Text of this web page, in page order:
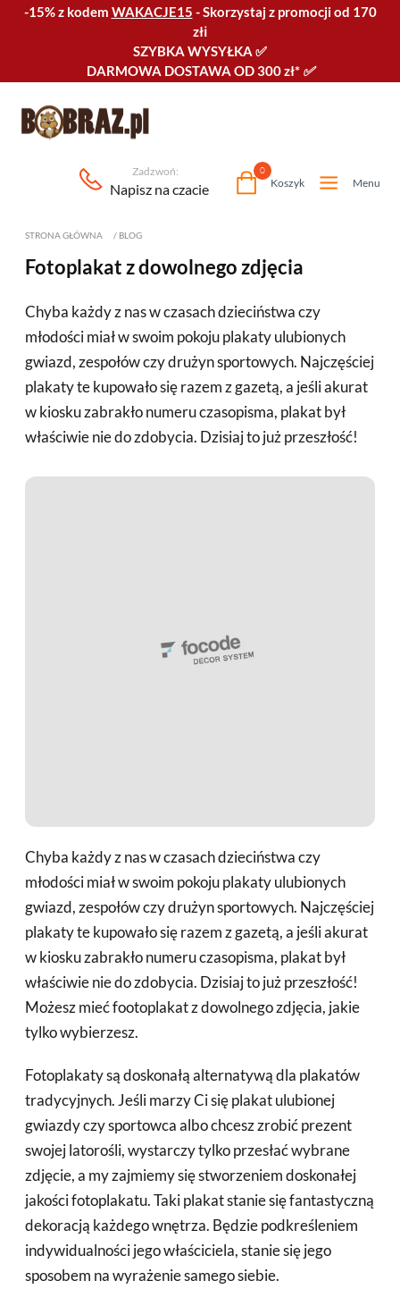
-15% z kodem WAKACJE15 -Skorzystaj z promocji od 170
złℹ️
SZYBKA WYSYŁKA ✅
DARMOWA DOSTAWA OD 300 zł* ✅
Zadzwoń:
Napisz na czacie Koszyk
0
Menu
STRONA GŁÓWNA / BLOG
Fotoplakat z dowolnego zdjęcia
Chyba każdy z nas w czasach dzieciństwa czy
młodości miał w swoim pokoju plakaty ulubionych
gwiazd, zespołów czy drużyn sportowych. Najczęściej
plakaty te kupowało się razem z gazetą, a jeśli akurat
w kiosku zabrakło numeru czasopisma, plakat był
właściwie nie do zdobycia. Dzisiaj to już przeszłość!
Chyba każdy z nas w czasach dzieciństwa czy
młodości miał w swoim pokoju plakaty ulubionych
gwiazd, zespołów czy drużyn sportowych. Najczęściej
plakaty te kupowało się razem z gazetą, a jeśli akurat
w kiosku zabrakło numeru czasopisma, plakat był
właściwie nie do zdobycia. Dzisiaj to już przeszłość!
Możesz mieć footoplakat z dowolnego zdjęcia, jakie
tylko wybierzesz.
Fotoplakaty są doskonałą alternatywą dla plakatów
tradycyjnych. Jeśli marzy Ci się plakat ulubionej
gwiazdy czy sportowca albo chcesz zrobić prezent
swojej latorośli, wystarczy tylko przesłać wybrane
zdjęcie, a my zajmiemy się stworzeniem doskonałej
jakości fotoplakatu. Taki plakat stanie się fantastyczną
dekoracją każdego wnętrza. Będzie podkreśleniem
indywidualności jego właściciela, stanie się jego
sposobem na wyrażenie samego siebie.